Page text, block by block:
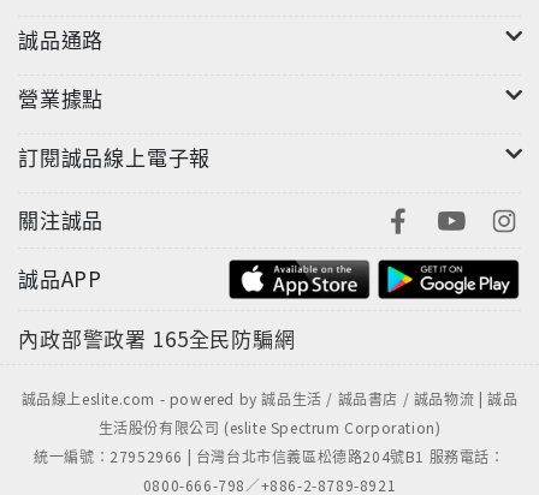
誠品通路
營業據點
訂閱誠品線上電子報
關注誠品
誠品APP
內政部警政署 165全民防騙網
誠品線上eslite.com - powered by 誠品生活 / 誠品書店 / 誠品物流 | 誠品
生活股份有限公司 (eslite Spectrum Corporation)
統一編號：27952966 | 台灣台北市信義區松德路204號B1 服務電話：
0800-666-798／+886-2-8789-8921